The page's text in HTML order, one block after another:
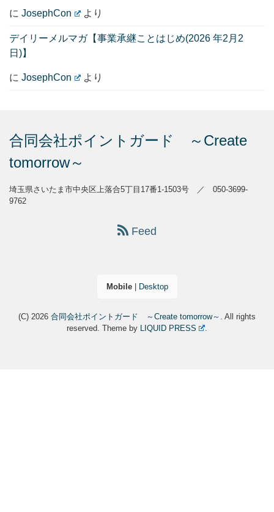
に JosephCon より
デイリーメルマガ【事業承継ことはじめ(2026 年2月2
日)】
に JosephCon より
合同会社ポイントガード ～Create
tomorrow～
埼玉県さいたま市中央区上落合5丁目17番1-1503号 ／ 050-3699-
9762
Feed
Mobile| Desktop
(C) 2026 合同会社ポイントガード ～Create tomorrow～ . All rights
reserved.Theme by LIQUID PRESS .